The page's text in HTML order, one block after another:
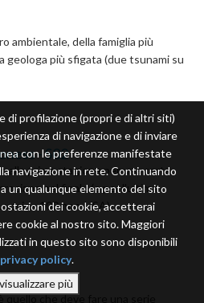
ambientale, della famiglia più
più sfigata (due tsunami su
- S02
alla prima stagione per una certa
nel finale (e per l'ultima
uccide 100 non-USA)
che deve fare una serie
di profilazione (propri e di altri siti)
di navigazione e di inviare
con le preferenze manifestate
navigazione in rete. Continuando
un qualunque elemento del sito
dei cookie, accetterai
cookie al nostro sito. Maggiori
in questo sito sono disponibili
privacy policy.